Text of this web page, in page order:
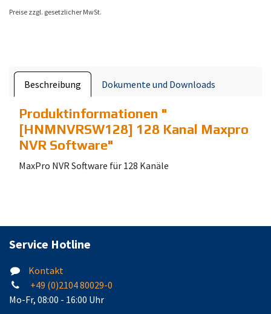
Preise zzgl. gesetzlicher MwSt.
Beschreibung Dokumente und Downloads
Produktinformationen "
[HNMNVRSW128] 128 Kanal Maxpro
NVR Software"
MaxPro NVR Software für 128 Kanäle
Service Hotline
Kontakt
+49 (0)2104 80029-0
Mo-Fr, 08:00 - 16:00 Uhr